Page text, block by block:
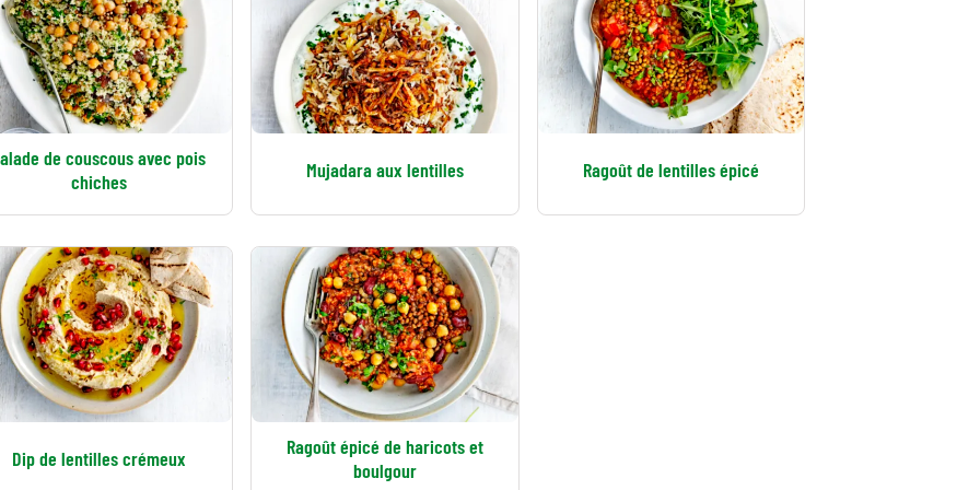
de couscous avec pois
chiches
Mujadara aux lentilles Ragoût de lentilles épicé
Dip de lentilles crémeux
Ragoût épicé de haricots et
boulgour